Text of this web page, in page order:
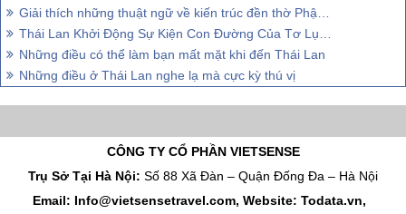
Giải thích những thuật ngữ về kiến trúc đền thờ Phật giáo ở Thái Lan
Thái Lan Khởi Động Sự Kiện Con Đường Của Tơ Lụa - Con Đường Thái Lan
Những điều có thể làm bạn mất mặt khi đến Thái Lan
Những điều ở Thái Lan nghe lạ mà cực kỳ thú vị
CÔNG TY CỔ PHẦN VIETSENSE
Trụ Sở Tại Hà Nội: Số 88 Xã Đàn – Quận Đống Đa – Hà Nội
Email: Info@vietsensetravel.com, Website: Todata.vn,